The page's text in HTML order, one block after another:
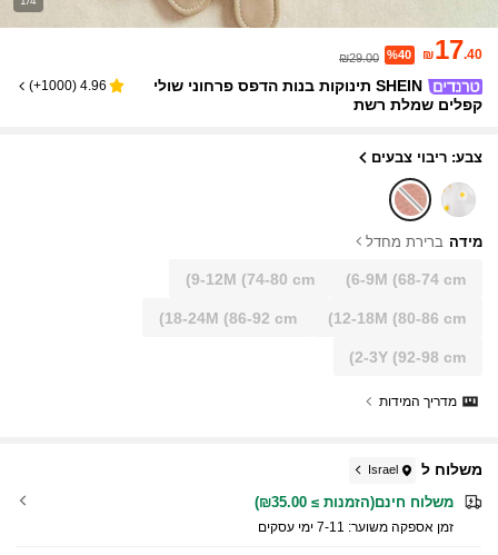
₪17.40
%40
₪29.00
SHEIN תינוקות בנות הדפס פרחוני שולי
קפלים שמלת רשת
4.96
(
1000+
)
צבע: ריבוי צבעים
מידה ברירת מחדל
6-9M (68-74 cm)
9-12M (74-80 cm)
12-18M (80-86 cm)
18-24M (86-92 cm)
2-3Y (92-98 cm)
מדריך המידות
משלוח ל Israel
משלוח חינם(הזמנות ≥ ₪35.00)
זמן אספקה ​​משוער: 7-11 ימי עסקים